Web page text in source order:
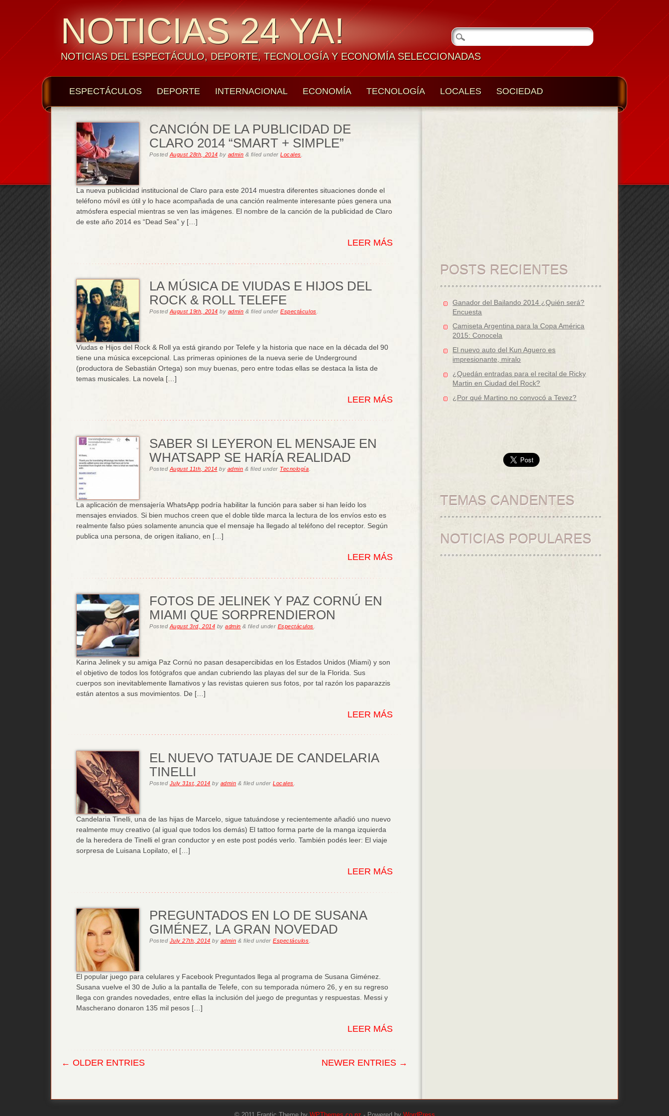
NOTICIAS 24 YA!
NOTICIAS DEL ESPECTÁCULO, DEPORTE, TECNOLOGÍA Y ECONOMÍA SELECCIONADAS
ESPECTÁCULOS DEPORTE INTERNACIONAL ECONOMÍA TECNOLOGÍA LOCALES SOCIEDAD
CANCIÓN DE LA PUBLICIDAD DE
CLARO 2014 “SMART + SIMPLE”
Posted August 28th, 2014 by admin & filed underLocales
La nueva publicidad institucional de Claro para este 2014 muestra diferentes situaciones donde el
teléfono móvil es útil y lo hace acompañada de una canción realmente interesante púes genera una
atmósfera especial mientras se ven las imágenes. El nombre de la canción de la publicidad de Claro
de este año 2014 es “Dead Sea” y […]
LEER MÁS
LA MÚSICA DE VIUDAS E HIJOS DEL
ROCK & ROLL TELEFE
Posted August 19th, 2014 by admin & filed underEspectáculos
Viudas e Hijos del Rock & Roll ya está girando por Telefe y la historia que nace en la década del 90
tiene una música excepcional. Las primeras opiniones de la nueva serie de Underground
(productora de Sebastián Ortega) son muy buenas, pero entre todas ellas se destaca la lista de
temas musicales. La novela […]
LEER MÁS
SABER SI LEYERON EL MENSAJE EN
WHATSAPP SE HARÍA REALIDAD
Posted August 11th, 2014 by admin & filed under Tecnología
La aplicación de mensajería WhatsApp podría habilitar la función para saber si han leído los
mensajes enviados. Si bien muchos creen que el doble tilde marca la lectura de los envíos esto es
realmente falso púes solamente anuncia que el mensaje ha llegado al teléfono del receptor. Según
publica una persona, de origen italiano, en […]
LEER MÁS
FOTOS DE JELINEK Y PAZ CORNÚ EN
MIAMI QUE SORPRENDIERON
Posted August 3rd, 2014 byadmin & filed under Espectáculos
Karina Jelinek y su amiga Paz Cornú no pasan desapercibidas en los Estados Unidos (Miami) y son
el objetivo de todos los fotógrafos que andan cubriendo las playas del sur de la Florida. Sus
cuerpos son inevitablemente llamativos y las revistas quieren sus fotos, por tal razón los paparazzis
están atentos a sus movimientos. De […]
LEER MÁS
EL NUEVO TATUAJE DE CANDELARIA
TINELLI
Posted July 31st, 2014 by admin & filed underLocales
Candelaria Tinelli, una de las hijas de Marcelo, sigue tatuándose y recientemente añadió uno nuevo
realmente muy creativo (al igual que todos los demás) El tattoo forma parte de la manga izquierda
de la heredera de Tinelli el gran conductor y en este post podés verlo. También podés leer: El viaje
sorpresa de Luisana Lopilato, el […]
LEER MÁS
PREGUNTADOS EN LO DE SUSANA
GIMÉNEZ, LA GRAN NOVEDAD
Posted July 27th, 2014 by admin & filed underEspectáculos
El popular juego para celulares y Facebook Preguntados llega al programa de Susana Giménez.
Susana vuelve el 30 de Julio a la pantalla de Telefe, con su temporada número 26, y en su regreso
llega con grandes novedades, entre ellas la inclusión del juego de preguntas y respuestas. Messi y
Mascherano donaron 135 mil pesos […]
LEER MÁS
← OLDER ENTRIES NEWER ENTRIES →
POSTS RECIENTES
Ganador del Bailando 2014 ¿Quién será?
Encuesta
Camiseta Argentina para la Copa América
2015: Conocela
El nuevo auto del Kun Aguero es
impresionante, miralo
¿Quedán entradas para el recital de Ricky
Martin en Ciudad del Rock?
¿Por qué Martino no convocó a Tevez?
TEMAS CANDENTES
NOTICIAS POPULARES